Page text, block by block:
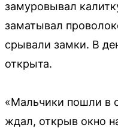
замуровывал
заматывал
срывали замки. В
открыта.
«Мальчики пошли в
ждал, открыв окно